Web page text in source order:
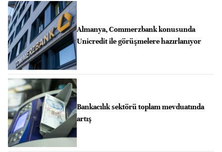
Almanya, Commerzbank konusunda
Unicredit ile görüşmelere hazırlanıyor
Bankacılık sektörü toplam mevduatında
artış